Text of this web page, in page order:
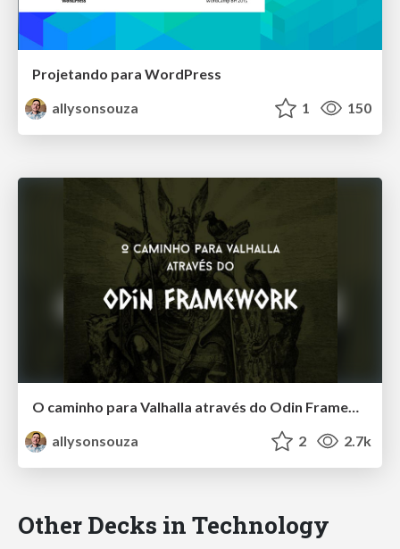
Projetando para WordPress
allysonsouza
1 150
allysonsouza
2 2.7k
Other Decks in Technology